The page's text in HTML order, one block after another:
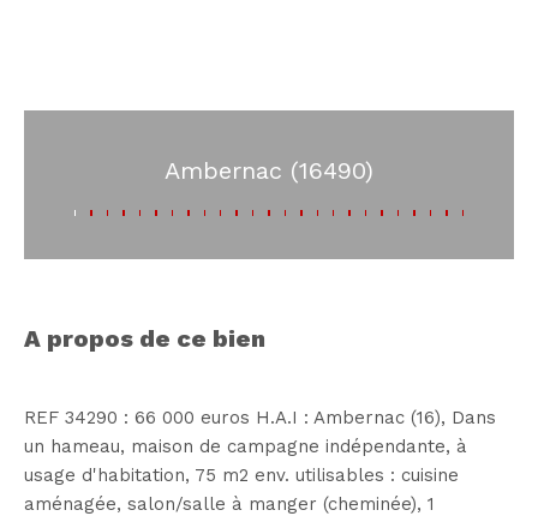
Ambernac (16490)
a propos de ce bien
REF 34290 : 66 000 euros H.A.I : Ambernac (16), Dans
un hameau, maison de campagne indépendante, à
usage d'habitation, 75 m2 env. utilisables : cuisine
aménagée, salon/salle à manger (cheminée), 1